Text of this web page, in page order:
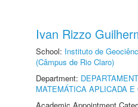
Ivan Rizzo
School: Instituto de
(Câmpus de Rio Claro)
Department:
MATEMÁTICA APLICADA E